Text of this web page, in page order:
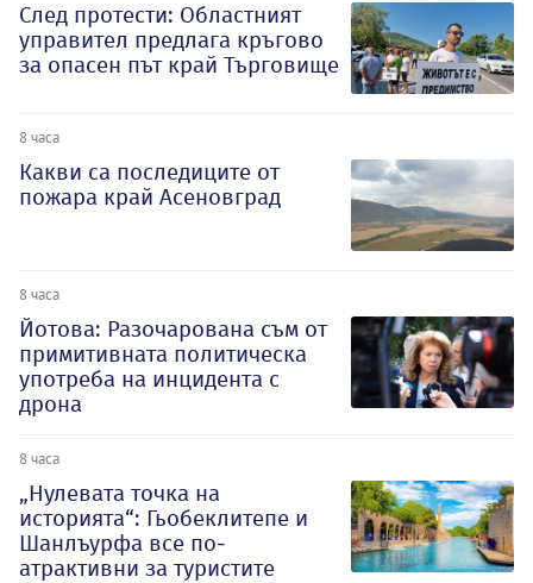
След протести: Областният
управител предлага кръгово
за опасен път край Търговище
8 часа
Какви са последиците от
пожара край Асеновград
8 часа
Йотова: Разочарована съм от
примитивната политическа
употреба на инцидента с
дрона
8 часа
„Нулевата точка на
историята“: Гьобеклитепе и
Шанлъурфа все по-
атрактивни за туристите